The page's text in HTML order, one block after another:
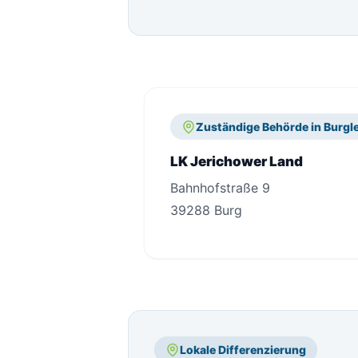
Zuständige Behörde in
LK Jerichower Land
Bahnhofstraße 9
39288 Burg
Lokale Differenzierung